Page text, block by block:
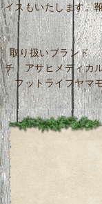
イスもいたします
取り扱いブラン
チ アサヒメディカ
フットライフヤ